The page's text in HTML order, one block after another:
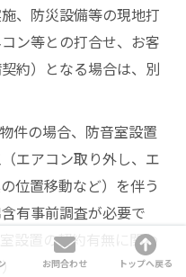
、防災設備等の現地打
ン等との打合せ、お客
約）となる場合は、別
件の場合、防音室設置
エアコン取り外し、エ
位置移動など）を伴う
有事前調査が必要で
設置の契約有無に関わ
お問合わせ トップへ戻る